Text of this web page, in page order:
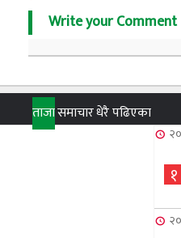
Write your Comment
ताजासमाचारधेरै पढिएका
१